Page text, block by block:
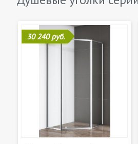
30 240 руб.